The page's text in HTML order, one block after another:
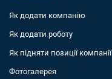
Як додати компанiю
Як додати роботу
Як підняти позиції компанії
Фотогалерея